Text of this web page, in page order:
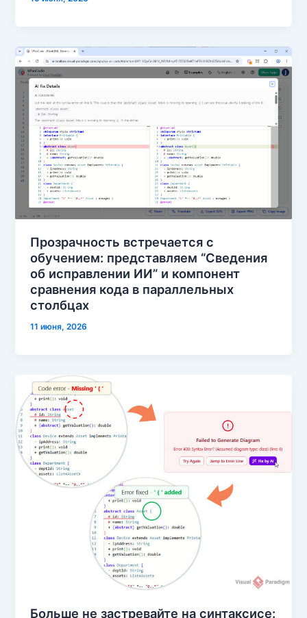
Прозрачность встречается с
обучением: представляем “Сведения
об исправлении ИИ” и компонент
сравнения кода в параллельных
столбцах
11 июня, 2026
Больше не застревайте на синтаксисе: